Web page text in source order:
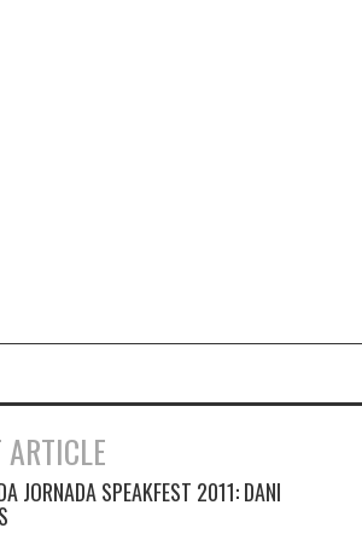
ARTICLE
JORNADA SPEAKFEST 2011: DANI